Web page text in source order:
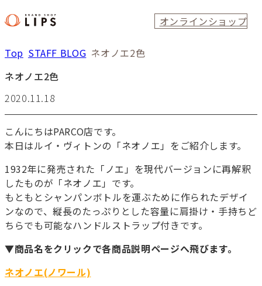
オンラインショップ
Top STAFF BLOG ネオノエ2色
ネオノエ2色
2020.11.18
こんにちはPARCO店です。
本日はルイ・ヴィトンの「ネオノエ」をご紹介します。
1932年に発売された「ノエ」を現代バージョンに再解釈
したものが「ネオノエ」です。
もともとシャンパンボトルを運ぶために作られたデザイ
ンなので、縦長のたっぷりとした容量に肩掛け・手持ちど
ちらでも可能なハンドルストラップ付きです。
▼商品名をクリックで各商品説明ページへ飛びます。
ネオノエ(ノワール)